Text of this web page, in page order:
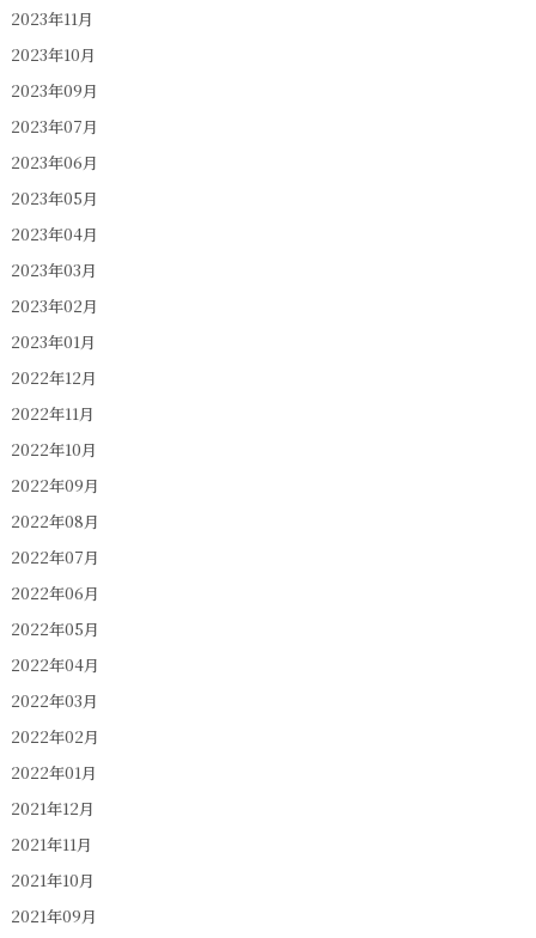
2023年11月
2023年10月
2023年09月
2023年07月
2023年06月
2023年05月
2023年04月
2023年03月
2023年02月
2023年01月
2022年12月
2022年11月
2022年10月
2022年09月
2022年08月
2022年07月
2022年06月
2022年05月
2022年04月
2022年03月
2022年02月
2022年01月
2021年12月
2021年11月
2021年10月
2021年09月